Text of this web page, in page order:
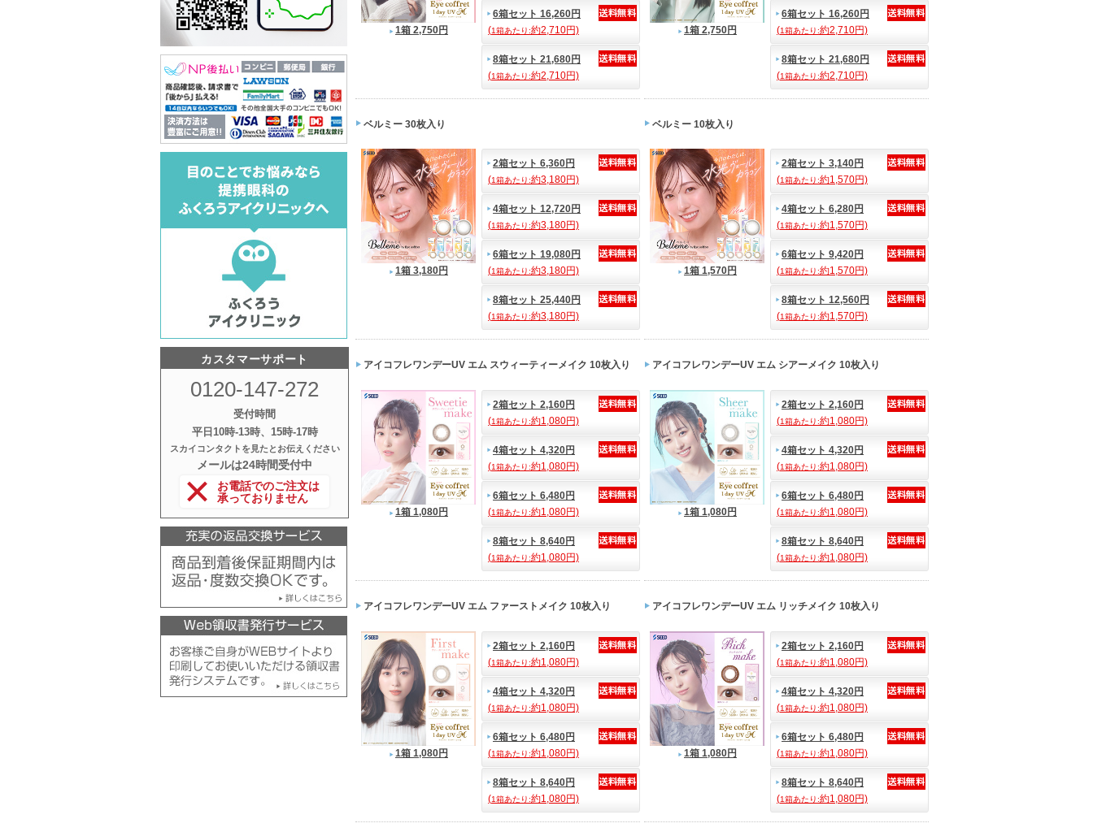
カスタマーサポート
0120-147-272
受付時間
平日10時‐13時、15時‐17時
スカイコンタクトを見たとお伝えください
メールは24時間受付中
お電話でのご注文は
承っておりません
1箱 2,750円
6箱セット 16,260円
(1箱あたり:約2,710円)
8箱セット 21,680円
(1箱あたり:約2,710円)
1箱 2,750円
6箱セット 16,260円
(1箱あたり:約2,710円)
8箱セット 21,680円
(1箱あたり:約2,710円)
ベルミー 30枚入り
1箱 3,180円
2箱セット 6,360円
(1箱あたり:約3,180円)
4箱セット 12,720円
(1箱あたり:約3,180円)
6箱セット 19,080円
(1箱あたり:約3,180円)
8箱セット 25,440円
(1箱あたり:約3,180円)
ベルミー 10枚入り
1箱 1,570円
2箱セット 3,140円
(1箱あたり:約1,570円)
4箱セット 6,280円
(1箱あたり:約1,570円)
6箱セット 9,420円
(1箱あたり:約1,570円)
8箱セット 12,560円
(1箱あたり:約1,570円)
アイコフレワンデーUV エム スウィーティーメイク 10枚入り
1箱 1,080円
2箱セット 2,160円
(1箱あたり:約1,080円)
4箱セット 4,320円
(1箱あたり:約1,080円)
6箱セット 6,480円
(1箱あたり:約1,080円)
8箱セット 8,640円
(1箱あたり:約1,080円)
アイコフレワンデーUV エム シアーメイク 10枚入り
1箱 1,080円
2箱セット 2,160円
(1箱あたり:約1,080円)
4箱セット 4,320円
(1箱あたり:約1,080円)
6箱セット 6,480円
(1箱あたり:約1,080円)
8箱セット 8,640円
(1箱あたり:約1,080円)
アイコフレワンデーUV エム ファーストメイク 10枚入り
1箱 1,080円
2箱セット 2,160円
(1箱あたり:約1,080円)
4箱セット 4,320円
(1箱あたり:約1,080円)
6箱セット 6,480円
(1箱あたり:約1,080円)
8箱セット 8,640円
(1箱あたり:約1,080円)
アイコフレワンデーUV エム リッチメイク 10枚入り
1箱 1,080円
2箱セット 2,160円
(1箱あたり:約1,080円)
4箱セット 4,320円
(1箱あたり:約1,080円)
6箱セット 6,480円
(1箱あたり:約1,080円)
8箱セット 8,640円
(1箱あたり:約1,080円)